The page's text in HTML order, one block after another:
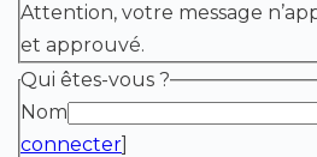
Attention, votre message
et approuvé.
Qui êtes-vous ?
Nom
connecter]